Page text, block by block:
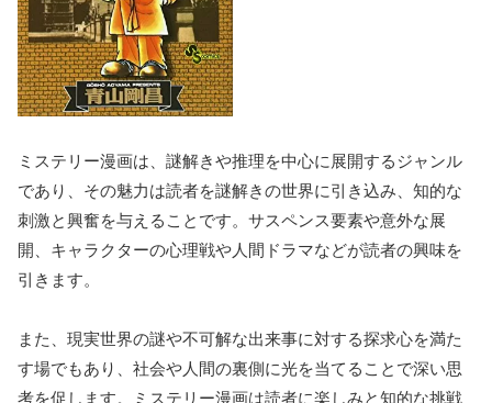
ミステリー漫画は、謎解きや推理を中心に展開するジャンル
であり、その魅力は読者を謎解きの世界に引き込み、知的な
刺激と興奮を与えることです。サスペンス要素や意外な展
開、キャラクターの心理戦や人間ドラマなどが読者の興味を
引きます。
また、現実世界の謎や不可解な出来事に対する探求心を満た
す場でもあり、社会や人間の裏側に光を当てることで深い思
考を促します。ミステリー漫画は読者に楽しみと知的な挑戦